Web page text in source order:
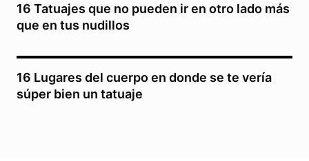
16 Tatuajes que no pueden ir en otro lado más
que en tus nudillos
16 Lugares del cuerpo en donde se te vería
súper bien un tatuaje